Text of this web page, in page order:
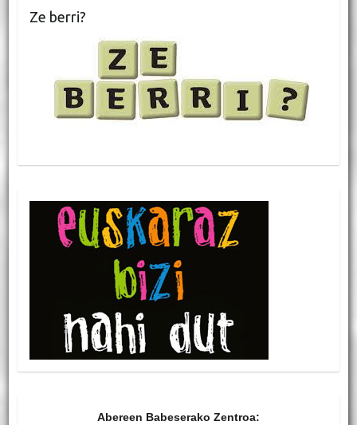
Ze berri?
Abereen Babeserako Zentroa: